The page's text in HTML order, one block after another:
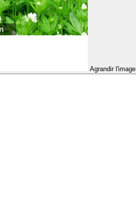
Agrandir l'image